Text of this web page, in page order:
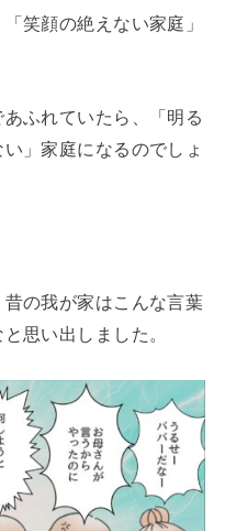
笑顔の絶えない家庭」
ふれていたら、「明る
」家庭になるのでしょ
の我が家はこんな言葉
思い出しました。